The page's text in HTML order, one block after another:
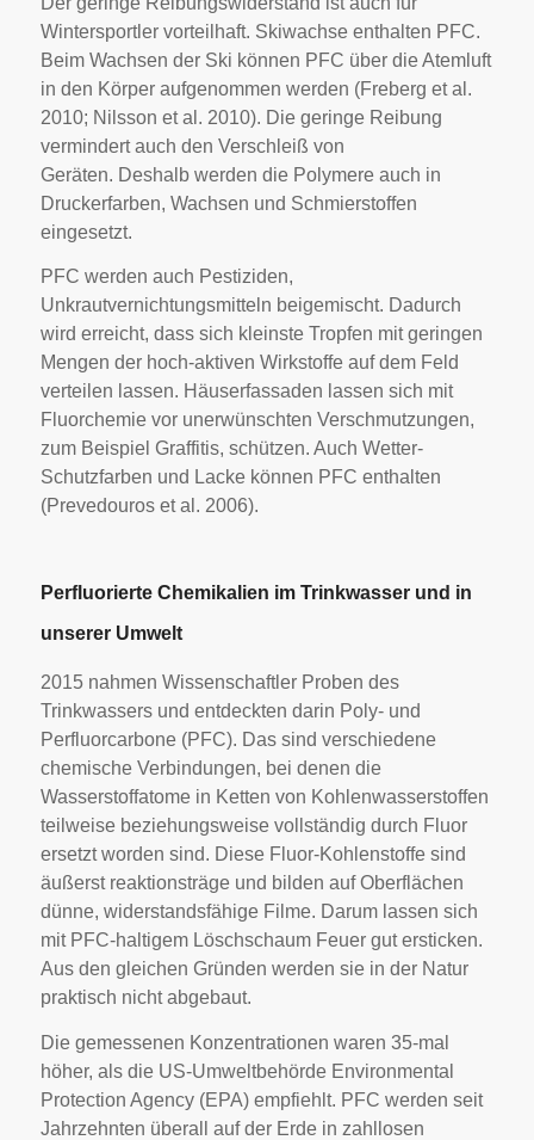
Wintersportler vorteilhaft. Skiwachse enthalten PFC.
Beim Wachsen der Ski können PFC über die Atemluft
in den Körper aufgenommen werden (Freberg et al.
2010; Nilsson et al. 2010). Die geringe Reibung
vermindert auch den Verschleiß von
Geräten. Deshalb werden die Polymere auch in
Druckerfarben, Wachsen und Schmierstoffen
eingesetzt.
PFC werden auch Pestiziden,
Unkrautvernichtungsmitteln beigemischt. Dadurch
wird erreicht, dass sich kleinste Tropfen mit geringen
Mengen der hoch-aktiven Wirkstoffe auf dem Feld
verteilen lassen. Häuserfassaden lassen sich mit
Fluorchemie vor unerwünschten Verschmutzungen,
zum Beispiel Graffitis, schützen. Auch Wetter-
Schutzfarben und Lacke können PFC enthalten
(Prevedouros et al. 2006).
Perfluorierte Chemikalien im Trinkwasser und in
unserer Umwelt
2015 nahmen Wissenschaftler Proben des
Trinkwassers und entdeckten darin Poly- und
Perfluorcarbone (PFC). Das sind verschiedene
chemische Verbindungen, bei denen die
Wasserstoffatome in Ketten von Kohlenwasserstoffen
teilweise beziehungsweise vollständig durch Fluor
ersetzt worden sind. Diese Fluor-Kohlenstoffe sind
äußerst reaktionsträge und bilden auf Oberflächen
dünne, widerstandsfähige Filme. Darum lassen sich
mit PFC-haltigem Löschschaum Feuer gut ersticken.
Aus den gleichen Gründen werden sie in der Natur
praktisch nicht abgebaut.
Die gemessenen Konzentrationen waren 35-mal
höher, als die US-Umweltbehörde Environmental
Protection Agency (EPA) empfiehlt. PFC werden seit
Jahrzehnten überall auf der Erde in zahllosen